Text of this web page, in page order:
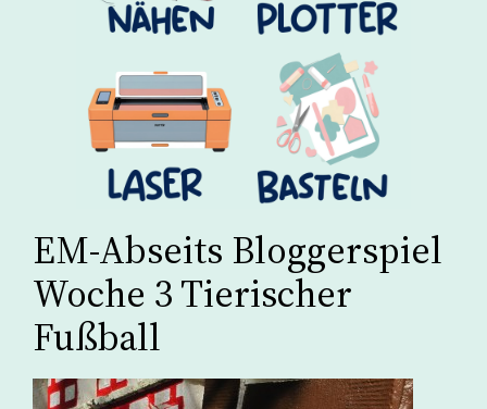
EM-Abseits Bloggerspiel
Woche 3 Tierischer
Fußball